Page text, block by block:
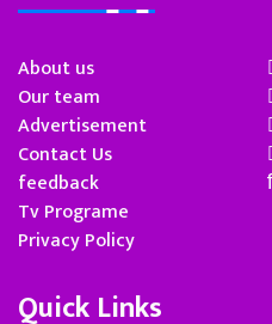
About us
Our team
Advertisement
Contact Us
feedback
Tv Programe
Privacy Policy
Quick Links